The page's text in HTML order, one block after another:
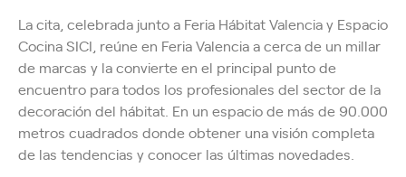
La cita, celebrada junto a Feria Hábitat Valencia y Espacio
Cocina SICI, reúne en Feria Valencia a cerca de un millar
de marcas y la convierte en el principal punto de
encuentro para todos los profesionales del sector de la
decoración del hábitat. En un espacio de más de 90.000
metros cuadrados donde obtener una visión completa
de las tendencias y conocer las últimas novedades.